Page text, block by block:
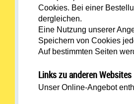
Cookies. Bei einer
dergleichen.
Eine Nutzung unserer
Speichern von Cookies
Auf bestimmten Seiten
Links zu anderen Websites
Unser Online-Angebot